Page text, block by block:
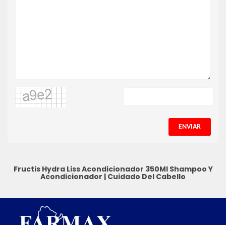
ENVIAR
Fructis Hydra Liss Acondicionador 350Ml Shampoo Y
Acondicionador | Cuidado Del Cabello